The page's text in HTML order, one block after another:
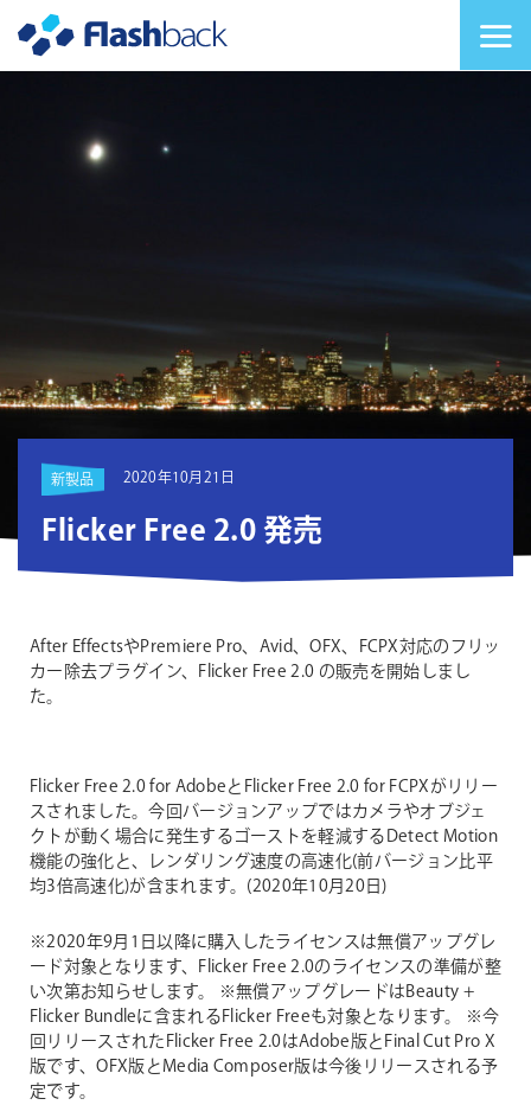
新製品 2020年10月21日
Flicker Free 2.0 発売
After EffectsやPremiere Pro、Avid、OFX、FCPX対応のフリッ
カー除去プラグイン、Flicker Free 2.0 の販売を開始しまし
た。
Flicker Free 2.0 for AdobeとFlicker Free 2.0 for FCPXがリリー
スされました。今回バージョンアップではカメラやオブジェ
クトが動く場合に発生するゴーストを軽減するDetect Motion
機能の強化と、レンダリング速度の高速化(前バージョン比平
均3倍高速化)が含まれます。(2020年10月20日)
※2020年9月1日以降に購入したライセンスは無償アップグレ
ード対象となります、Flicker Free 2.0のライセンスの準備が整
い次第お知らせします。
※無償アップグレードはBeauty +
Flicker Bundleに含まれるFlicker Freeも対象となります。
※今
回リリースされたFlicker Free 2.0はAdobe版とFinal Cut Pro X
版です、OFX版とMedia Composer版は今後リリースされる予
定です。